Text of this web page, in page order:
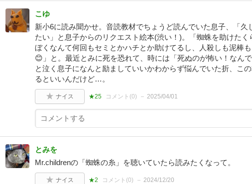
こゆ
新小6に読み聞かせ。音読教材でちょうど読んでいた息子、「久
たい」と息子からのリクエスト絵本(渋い！)。「蜘蛛を助けたく
ぼくなんて何回もセミとかハチとか助けてるし、人殺しも泥棒
😊」と。最近とみに死を恐れて、時には「死ぬのが怖い！なん
と泣く息子になんと励ましていいかわからず悩んでいた折、こ
るといいんだけど…。
ナイス ★25 コメント(0) 2025/04/01
とみを
Mr.childrenの「蜘蛛の糸」を聴いていたら読みたくなって。
ナイス ★2 コメント(0) 2024/12/20